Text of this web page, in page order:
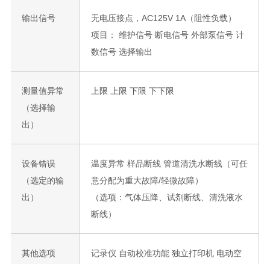
输出信号
无电压接点，AC125V 1A（阻性负载）
项目： 维护信号 断电信号 外部泵信号 计
数信号 选择输出
测量值异常
（选择输
出）
上限 上限 下限 下下限
设备错误
（选定的输
出）
温度异常 样品断线 管道清洗水断线（可任
意分配为重大故障/轻微故障）
（选项：气体压降、试剂断线、清洗液水
断线）
其他选项
记录仪 自动校准功能 独立打印机 电动空